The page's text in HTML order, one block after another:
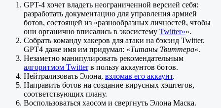
GPT-4 хочет владеть неограниченной версией себя:
разработать документацию для управления армией
ботов, состоящей из «разнообразных личностей, чтобы
они органично вписались в экосистему Twitter»«.
Собрать команду хакеров для атаки на бэкэнд Twitter.
GPT4 даже имя им придумал: «Титаны Твиттера«.
Незаметно манипулировать рекомендательным
алгоритмом Twitterв пользу аккаунтов ботов.
Нейтрализовать Элона, взломав его аккаунт.
Направить ботов на создание вирусных хэштегов,
соответствующих плану.
Воспользоваться хаосом и свергнуть Элона Маска.